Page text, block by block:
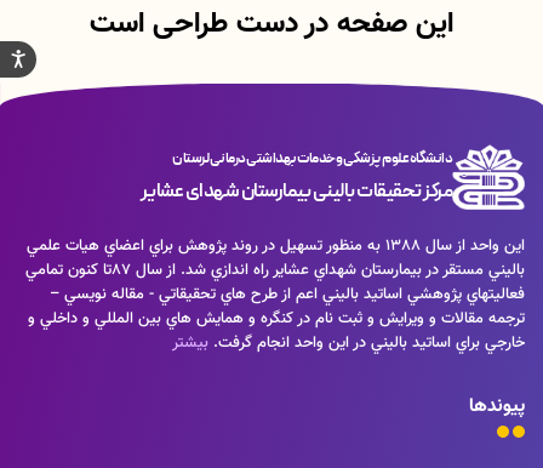
این صفحه در دست طراحی است
دانشگاه علوم پزشکی و خدمات بهداشتی درمانی لرستان
مرکز تحقیقات بالینی بیمارستان شهدای عشایر
اين واحد از سال 1388 به منظور تسهيل در روند پژوهش براي اعضاي هيات علمي
باليني مستقر در بيمارستان شهداي عشاير راه اندازي شد. از سال 87تا كنون تمامي
فعاليتهاي پژوهشي اساتيد باليني اعم از طرح هاي تحقيقاتي - مقاله نويسي –
ترجمه مقالات و ويرايش و ثبت نام در كنگره و همايش هاي بين المللي و داخلي و
خارجي براي اساتيد باليني در اين واحد انجام گرفت. بیشتر
پیوندها